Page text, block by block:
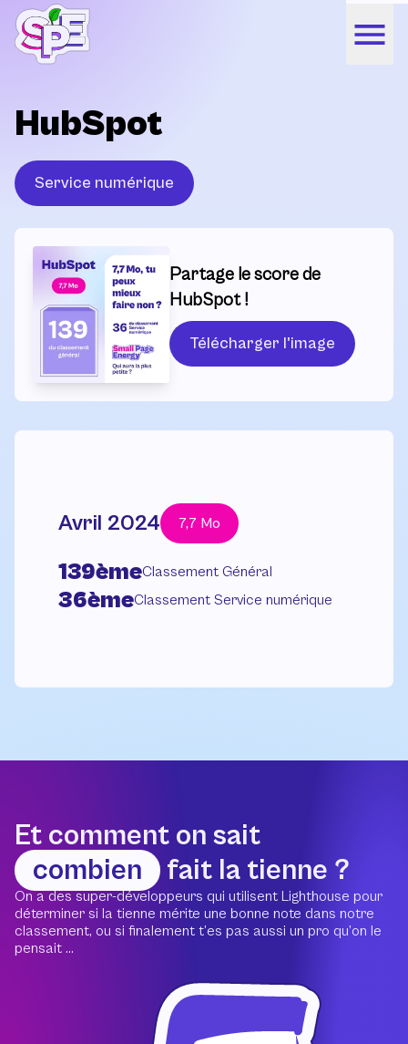
HubSpot
Service numérique
Partage le score de
HubSpot !
Télécharger l'image
Avril 2024 7,7 Mo
139èmeClassement Général
36èmeClassement Service numérique
Et comment on sait
combien
fait la tienne ?
On a des super-développeurs qui utilisent Lighthouse pour
déterminer si la tienne mérite une bonne note dans notre
classement, ou si finalement t’es pas aussi un pro qu’on le
pensait ...